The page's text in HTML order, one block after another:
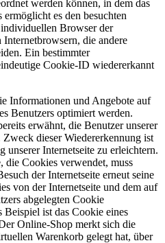
werden können, in dem das
es den besuchten
Browser der
die andere
Ein bestimmter
Cookie-ID wiedererkannt
Informationen und Angebote auf
Benutzers optimiert werden.
erwähnt, die Benutzer unserer
dieser Wiedererkennung ist
unserer Internetseite zu erleichtern.
die Cookies verwendet, muss
der Internetseite erneut seine
von der Internetseite und dem auf
abgelegten Cookie
ist das Cookie eines
Online-Shop merkt sich die
Warenkorb gelegt hat, über